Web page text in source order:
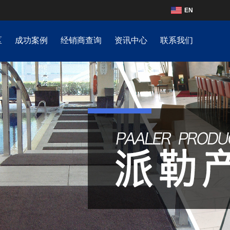
EN
成功案例 经销商查询 资讯中心 联系我们